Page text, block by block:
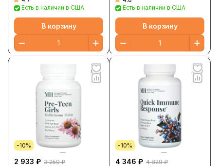
Есть в наличии в США
В корзину
вегетарианских таблеток
Есть в наличии в США
В корзину
-10%
2 933 ₽ 3 259 ₽
-10%
4 346 ₽ 4 829 ₽